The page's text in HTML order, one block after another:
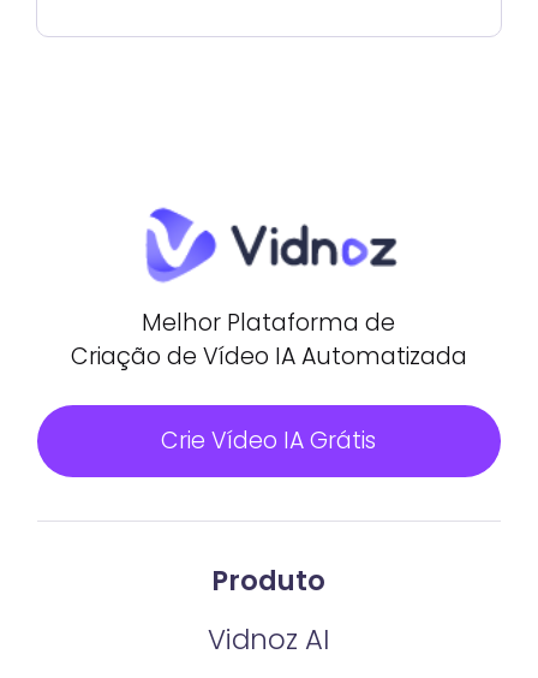
Melhor Plataforma de
Criação de Vídeo IA Automatizada
Crie Vídeo IA Grátis
Produto
Vidnoz AI